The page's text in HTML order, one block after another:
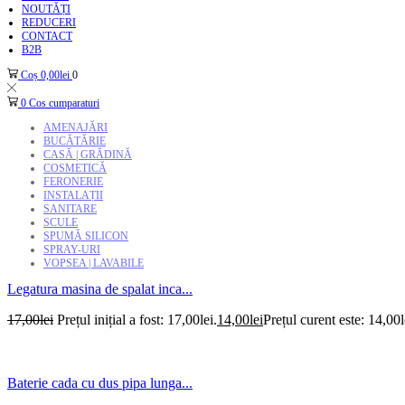
NOUTĂȚI
REDUCERI
CONTACT
B2B
Coș 0,00lei 0
0 Cos cumparaturi
AMENAJĂRI
BUCĂTĂRIE
CASĂ | GRĂDINĂ
COSMETICĂ
FERONERIE
INSTALAȚII
SANITARE
SCULE
SPUMĂ SILICON
SPRAY-URI
VOPSEA | LAVABILE
Legatura masina de spalat inca...
17,00lei Prețul inițial a fost: 17,00lei.14,00leiPrețul curent este:
Baterie cada cu dus pipa lunga...